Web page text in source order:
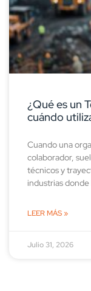
¿Qué es un
cuándo
Cuando una
colaborador,
técnicos y
industrias
LEER MÁS »
Julio 31, 2026